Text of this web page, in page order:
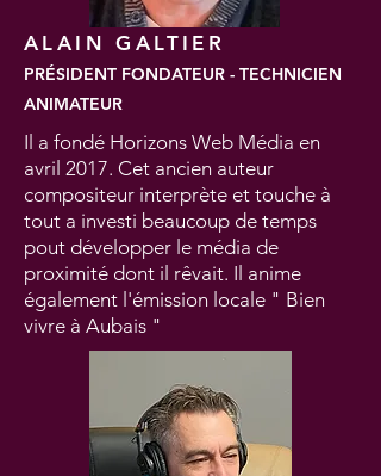
ALAIN GALTIER
PRÉSIDENT FONDATEUR - TECHNICIEN
ANIMATEUR
Il a fondé Horizons Web Média en
avril 2017. Cet ancien auteur
compositeur interprète et touche à
tout a investi beaucoup de temps
pout développer le média de
proximité dont il rêvait. Il anime
également l'émission locale " Bien
vivre à Aubais "